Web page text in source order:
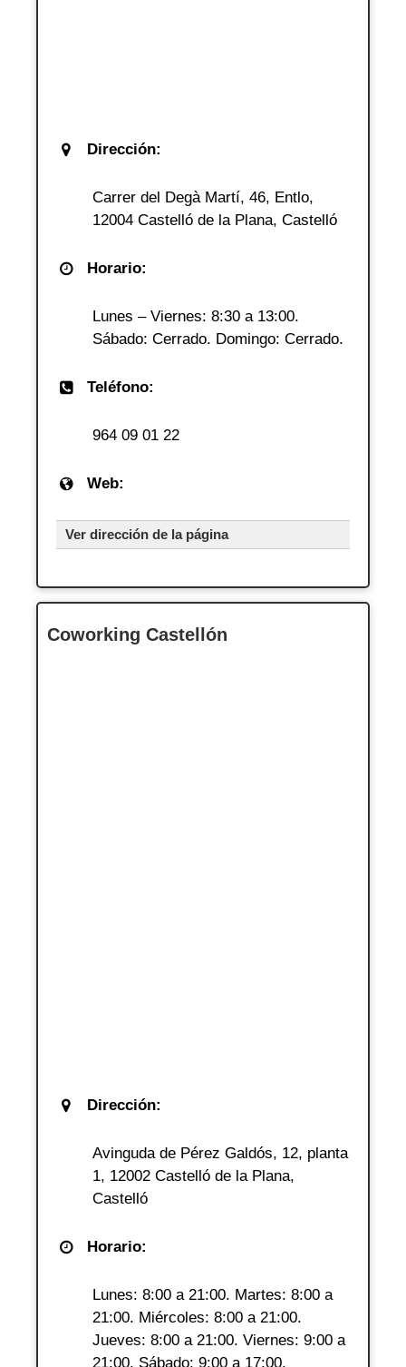
Dirección:
Carrer del Degà Martí, 46, Entlo,
12004 Castelló de la Plana, Castelló
Horario:
Lunes – Viernes: 8:30 a 13:00.
Sábado: Cerrado. Domingo: Cerrado.
Teléfono:
964 09 01 22
Web:
Ver dirección de la página
Coworking Castellón
Dirección:
Avinguda de Pérez Galdós, 12, planta
1, 12002 Castelló de la Plana,
Castelló
Horario:
Lunes: 8:00 a 21:00. Martes: 8:00 a
21:00. Miércoles: 8:00 a 21:00.
Jueves: 8:00 a 21:00. Viernes: 9:00 a
21:00. Sábado: 9:00 a 17:00.